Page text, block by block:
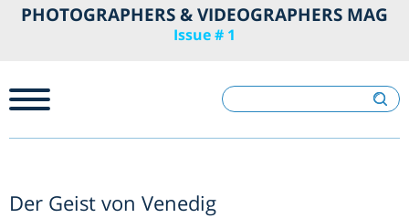
PHOTOGRAPHERS & VIDEOGRAPHERS MAG
Issue # 1
Der Geist von Venedig